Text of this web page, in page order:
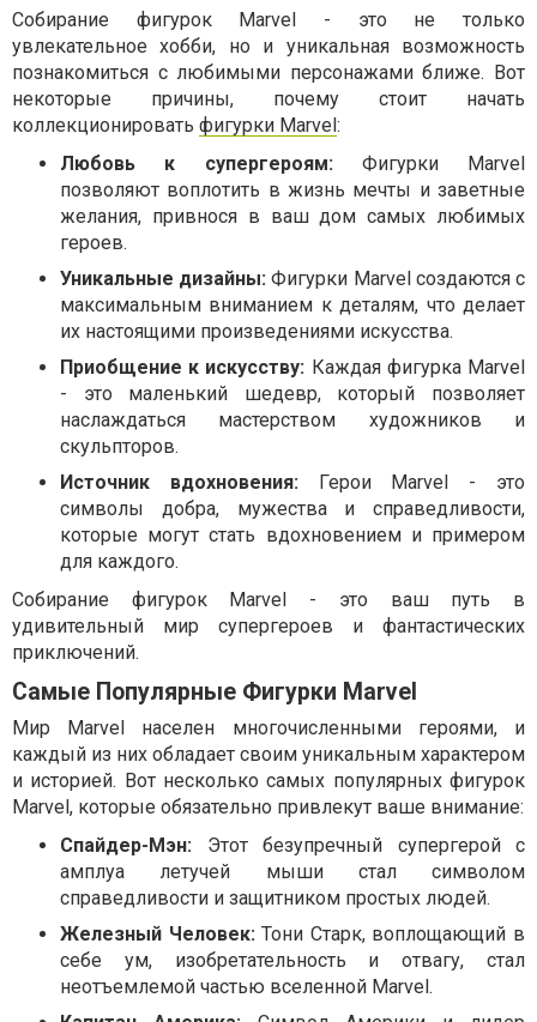
Собирание фигурок Marvel - это не только
увлекательное хобби, но и уникальная возможность
познакомиться с любимыми персонажами ближе. Вот
некоторые причины, почему стоит начать
коллекционировать фигурки Marvel:
Любовь к супергероям:Фигурки Marvel
позволяют воплотить в жизнь мечты и заветные
желания, привнося в ваш дом самых любимых
героев.
Уникальные дизайны: Фигурки Marvel создаются с
максимальным вниманием к деталям, что делает
их настоящими произведениями искусства.
Приобщение к искусству: Каждая фигурка Marvel
- это маленький шедевр, который позволяет
наслаждаться мастерством художников и
скульпторов.
Источник вдохновения:Герои Marvel - это
символы добра, мужества и справедливости,
которые могут стать вдохновением и примером
для каждого.
Собирание фигурок Marvel - это ваш путь в
удивительный мир супергероев и фантастических
приключений.
Самые Популярные Фигурки Marvel
Мир Marvel населен многочисленными героями, и
каждый из них обладает своим уникальным характером
и историей. Вот несколько самых популярных фигурок
Marvel, которые обязательно привлекут ваше внимание:
Спайдер-Мэн: Этот безупречный супергерой с
амплуа летучей мыши стал символом
справедливости и защитником простых людей.
Железный Человек:Тони Старк, воплощающий в
себе ум, изобретательность и отвагу, стал
неотъемлемой частью вселенной Marvel.